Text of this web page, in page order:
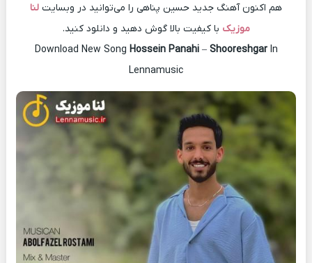
هم اکنون آهنگ جدید حسین پناهی را می‌توانید در وبسایت لنا
موزیک با کیفیت بالا گوش دهید و دانلود کنید.
Download New Song Hossein Panahi– ShooreshgarIn
Lennamusic